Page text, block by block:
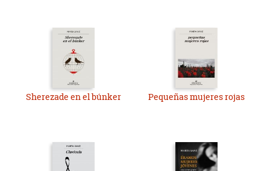
Sherezade en el búnker Pequeñas mujeres rojas